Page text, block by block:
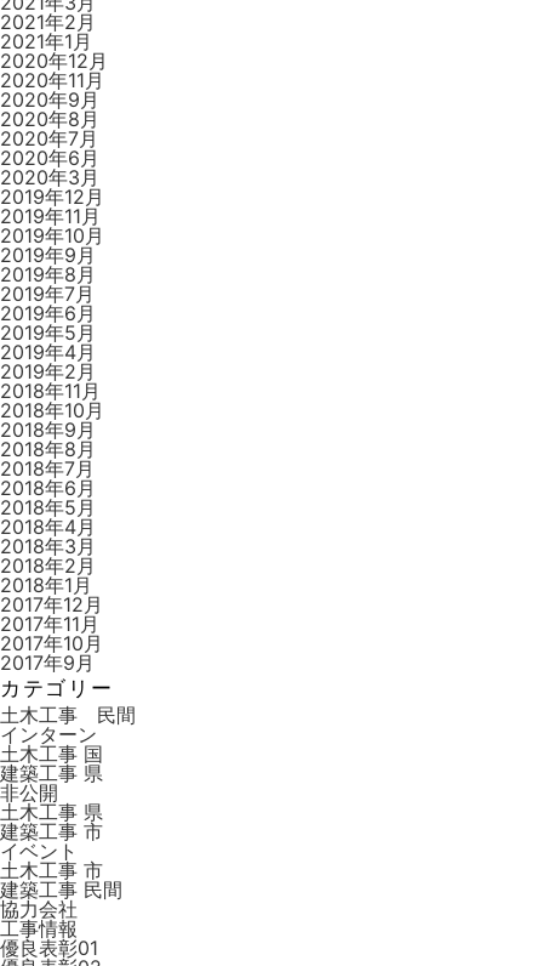
2021年2月
2021年1月
2020年12月
2020年11月
2020年9月
2020年8月
2020年7月
2020年6月
2020年3月
2019年12月
2019年11月
2019年10月
2019年9月
2019年8月
2019年7月
2019年6月
2019年5月
2019年4月
2019年2月
2018年11月
2018年10月
2018年9月
2018年8月
2018年7月
2018年6月
2018年5月
2018年4月
2018年3月
2018年2月
2018年1月
2017年12月
2017年11月
2017年10月
2017年9月
カテゴリー
土木工事 民間
インターン
土木工事 国
建築工事 県
非公開
土木工事 県
建築工事 市
イベント
土木工事 市
建築工事 ⺠間
協力会社
工事情報
優良表彰01